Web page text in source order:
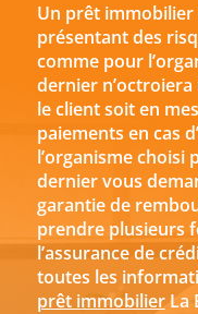
Un prêt
présentant des
comme pour
dernier
le client soit en
paiements en cas
l’organisme
dernier vous
garantie de
prendre plusieurs
l’assurance de
toutes les
prêt immobilierLa